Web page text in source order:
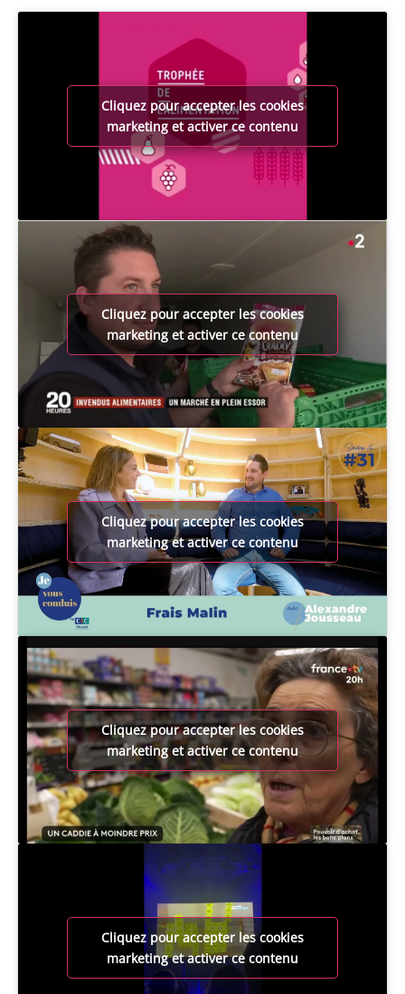
Cliquez pour accepter les cookies
marketing et activer ce contenu
Cliquez pour accepter les cookies
marketing et activer ce contenu
Cliquez pour accepter les cookies
marketing et activer ce contenu
Cliquez pour accepter les cookies
marketing et activer ce contenu
Cliquez pour accepter les cookies
marketing et activer ce contenu